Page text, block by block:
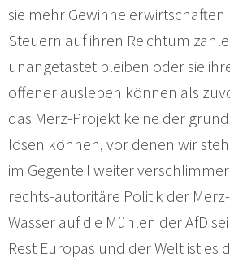
sie mehr Gewinne
Steuern auf ihren Reichtum
unangetastet bleiben oder sie
offener ausleben können als
das Merz-Projekt keine der
lösen können, vor denen wir
im Gegenteil weiter
rechts-autoritäre Politik der
Wasser auf die Mühlen der AfD
Rest Europas und der Welt ist es